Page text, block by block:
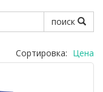
поиск
Сортировка: Цена